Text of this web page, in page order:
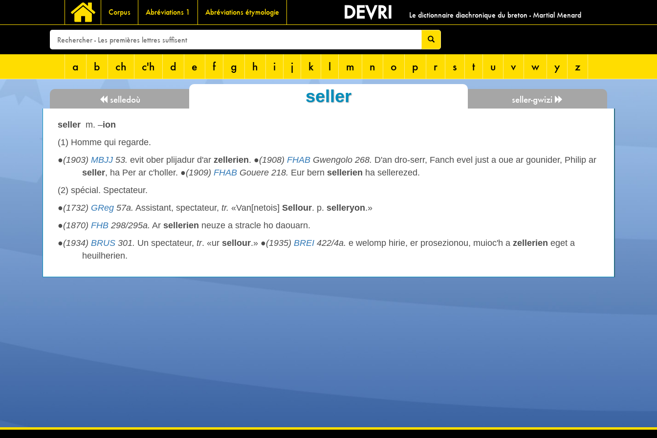
Corpus Abréviations 1 Abréviations étymologie DEVRI Le dictionnaire diachronique du breton - Martial Menard
a b ch c'h d e f g h i j k l m n o p r s t u v w y z
selledoù seller seller-gwizi
seller m. –ion
(1) Homme qui regarde.
●(1903) MBJJ 53. evit ober plijadur d'ar zellerien. ●(1908) FHAB Gwengolo 268. D'an dro-serr, Fanch evel just a oue ar gounider, Philip ar
seller, ha Per ar c'holler. ●(1909) FHAB Gouere 218. Eur bern sellerien ha sellerezed.
(2) spécial. Spectateur.
●(1732) GReg 57a. Assistant, spectateur, tr. «Van[netois] Sellour. p. selleryon.»
●(1870) FHB 298/295a. Ar sellerien neuze a stracle ho daouarn.
●(1934) BRUS 301. Un spectateur, tr. «ur sellour.» ●(1935) BREI 422/4a. e welomp hirie, er prosezionou, muioc'h a zellerien eget a
heuilherien.